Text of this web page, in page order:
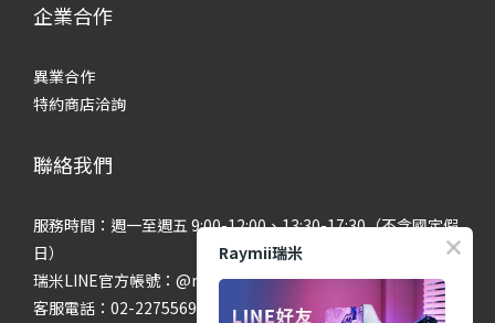
企業合作
異業合作
特約商店洽詢
聯絡我們
服務時間：週一至週五 9:00-12:00、13:30-17:30（不含國定假
日）
瑞米LINE官方帳號：@raymii
客服電話：02-22755699 #201 #202
Raymii瑞米